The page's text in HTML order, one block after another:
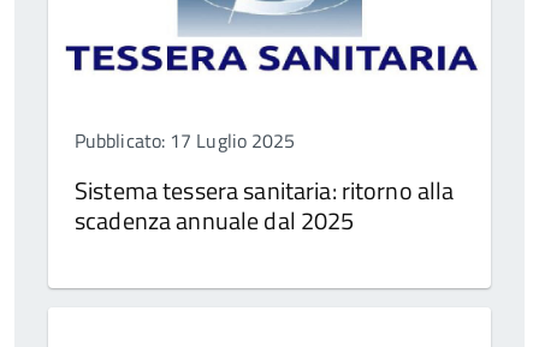
Pubblicato: 17 Luglio 2025
Sistema tessera sanitaria: ritorno alla
scadenza annuale dal 2025